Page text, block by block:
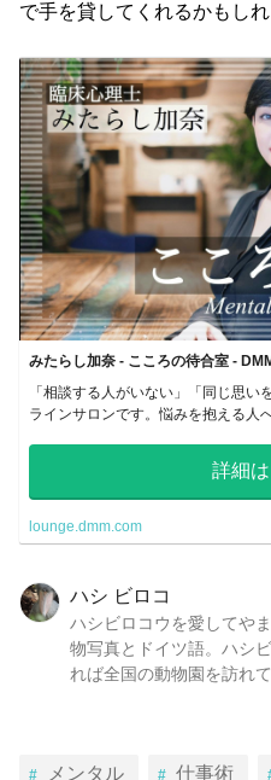
で手を貸してくれるかもしれ
みたらし加奈 - こころの待合室 -
「相談する人がいない」「同じ思
ラインサロンです。悩みを抱える人
詳細
lounge.dmm.com
ハシ ビロコ
ハシビロコウを愛してや
物写真とドイツ語。ハシ
れば全国の動物園を訪れて
メンタル 仕事術